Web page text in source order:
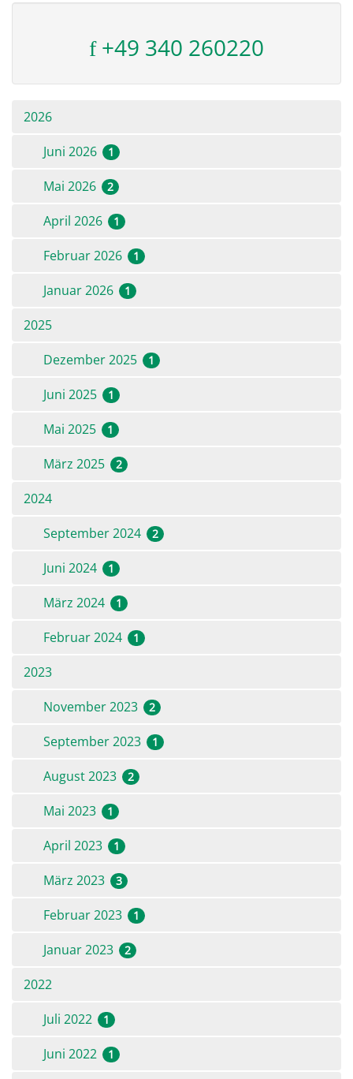
+49 340 260220
2026
Juni 2026
1
Mai 2026 2
April 2026 1
Februar 2026 1
Januar 2026 1
2025
Dezember 2025
1
Juni 2025 1
Mai 2025 1
März 2025 2
2024
September 2024
2
Juni 2024 1
März 2024 1
Februar 2024 1
2023
November 2023
2
September 2023 1
August 2023 2
Mai 2023 1
April 2023 1
März 2023 3
Februar 2023 1
Januar 2023 2
2022
Juli 2022
1
Juni 2022 1